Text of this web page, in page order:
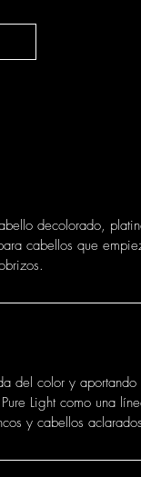
decolorado,
cabellos que
del color y aportando
Light como una
y cabellos